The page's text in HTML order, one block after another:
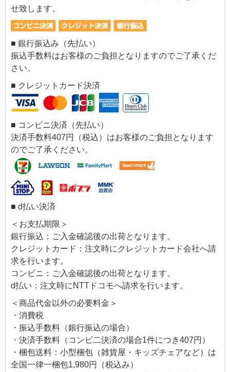
せ致します。
■ 銀行振込み（先払い）
振込手数料はお客様のご負担となりますのでご了承くだ
さい。
■ クレジットカード決済
■ コンビニ決済（先払い）
決済手数料407円（税込）はお客様のご負担となります
のでご了承ください。
■ d払い決済
＜お支払期限＞
銀行振込：ご入金確認後の出荷となります。
クレジットカード：注文時にクレジットカード会社へ請
求を行います。
コンビニ：ご入金確認後の出荷となります。
d払い：注文時にNTTドコモへ請求を行います。
＜商品代金以外の必要料金＞
・消費税
・振込手数料（銀行振込の場合）
・決済手数料（コンビ二決済の場合1件につき407円）
・梱包送料：小型梱包（雑貨屋・キッズチェアなど）は
全国一律一梱包1,980円（税込み）